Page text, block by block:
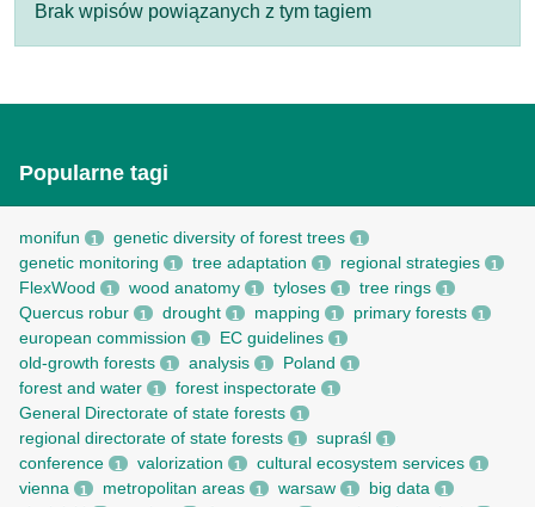
Brak wpisów powiązanych z tym tagiem
Popularne tagi
monifun 1 genetic diversity of forest trees 1
genetic monitoring 1 tree adaptation 1 regional strategies 1
FlexWood 1 wood anatomy 1 tyloses 1 tree rings 1
Quercus robur 1 drought 1 mapping 1 primary forests 1
european commission 1 EC guidelines 1
old-growth forests 1 analysis 1 Poland 1
forest and water 1 forest inspectorate 1
General Directorate of state forests 1
regional directorate of state forests 1 supraśl 1
conference 1 valorization 1 cultural ecosystem services 1
vienna 1 metropolitan areas 1 warsaw 1 big data 1